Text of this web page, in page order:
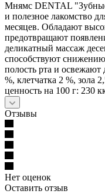
Мнямс DENTAL
и полезное лакомство
месяцев. Обладают
предотвращают
деликатный массаж
способствуют снижению
полость рта и
%, клетчатка 2 %, зола
ценность на 100 г: 230
Отзывы
Нет оценок
Оставить отзыв